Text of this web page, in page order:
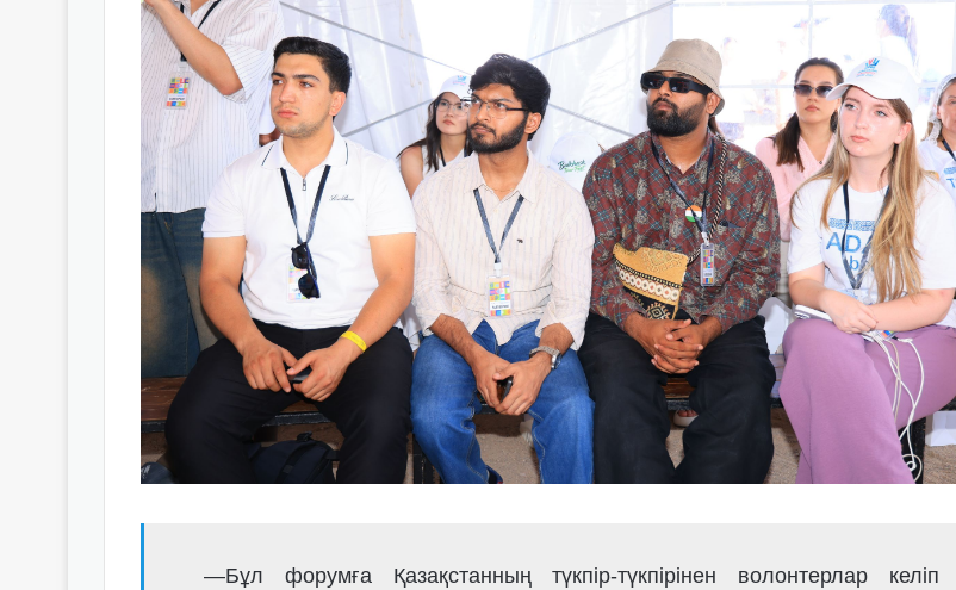
—Бұл форумға Қазақстанның түкпір-түкпірінен волонтерлар келіп